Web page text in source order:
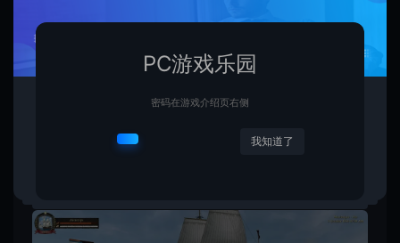
PC游戏乐园
密码在游戏介绍页右侧
我知道了